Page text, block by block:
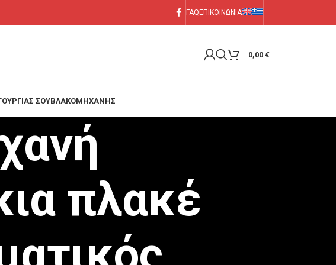
FAQ ΕΠΙΚΟΙΝΩΝΙΑ
0,00 €
ΣΟΥΒΛΑΚΟΜΗΧΑΝΗΣ
πλακέ